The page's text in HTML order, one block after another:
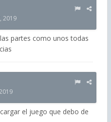
2019
partes como unos todas
el juego que debo de